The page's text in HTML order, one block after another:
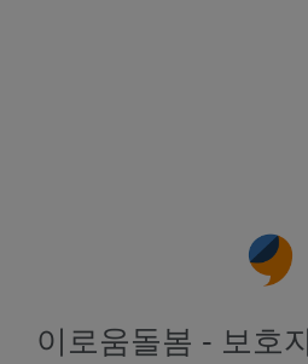
이로움돌봄 - 보호